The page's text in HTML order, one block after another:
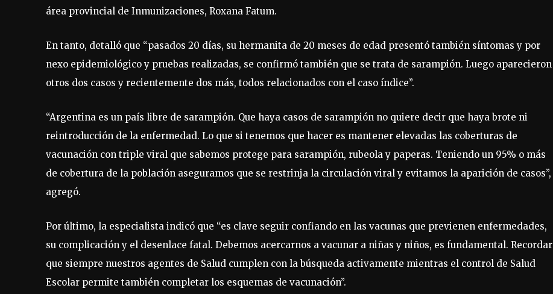
área provincial de Inmunizaciones, Roxana Fatum.
En tanto, detalló que “pasados 20 días, su hermanita de 20 meses de edad presentó también síntomas y por
nexo epidemiológico y pruebas realizadas, se confirmó también que se trata de sarampión. Luego aparecieron
otros dos casos y recientemente dos más, todos relacionados con el caso índice”.
“Argentina es un país libre de sarampión. Que haya casos de sarampión no quiere decir que haya brote ni
reintroducción de la enfermedad. Lo que si tenemos que hacer es mantener elevadas las coberturas de
vacunación con triple viral que sabemos protege para sarampión, rubeola y paperas. Teniendo un 95% o más
de cobertura de la población aseguramos que se restrinja la circulación viral y evitamos la aparición de casos”,
agregó.
Por último, la especialista indicó que “es clave seguir confiando en las vacunas que previenen enfermedades,
su complicación y el desenlace fatal. Debemos acercarnos a vacunar a niñas y niños, es fundamental. Recordar
que siempre nuestros agentes de Salud cumplen con la búsqueda activamente mientras el control de Salud
Escolar permite también completar los esquemas de vacunación”.